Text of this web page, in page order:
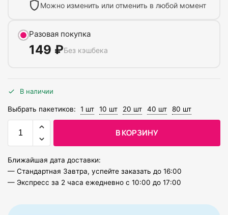
Можно изменить или отменить в любой момент
Разовая покупка
149 ₽Без кэшбека
В наличии
Выбрать пакетиков: 1 шт 10 шт 20 шт 40 шт 80 шт
В КОРЗИНУ
Ближайшая дата доставки:
— Стандартная Завтра, успейте заказать до 16:00
— Экспресс за 2 часа ежедневно с 10:00 до 17:00